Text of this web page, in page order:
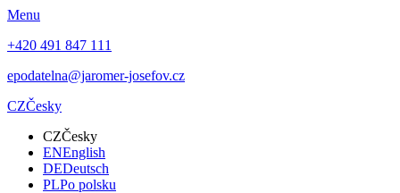
Menu
+420 491 847 111
epodatelna@jaromer-josefov.cz
CZČesky
CZČesky
ENEnglish
DEDeutsch
PLPo polsku